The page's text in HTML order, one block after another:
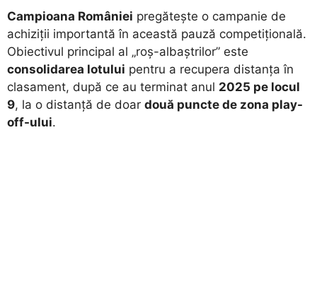
Campioana României pregătește o campanie de
achiziții importantă în această pauză competițională.
Obiectivul principal al „roș-albaștrilor” este
consolidarea lotului pentru a recupera distanța în
clasament, după ce au terminat anul 2025 pe locul
9, la o distanță de doar două puncte de zona play-
off-ului.